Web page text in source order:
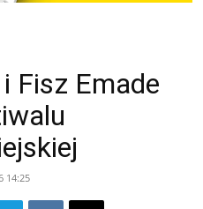
Fisz Emade
14:25